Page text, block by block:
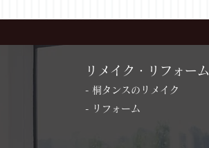
リメイク・リフォーム
- 桐タンスのリメイク
- リフォーム